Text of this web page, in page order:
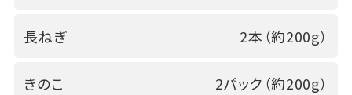
長ねぎ 2本（約200g）
きのこ
2パック（約200g）